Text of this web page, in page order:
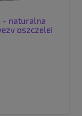
- naturalna
pszczelej